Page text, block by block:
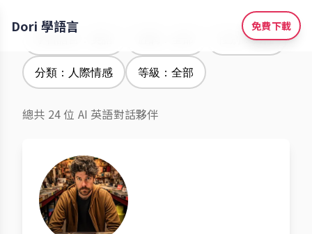
Dori 學語言 免費下載
性別：男性
分類：人際情感 等級：全部
總共 24 位 AI 英語對話夥伴